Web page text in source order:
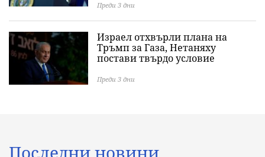
Преди 3 дни
Израел отхвърли плана на
Тръмп за Газа, Нетаняху
постави твърдо условие
Преди 3 дни
Последни новини